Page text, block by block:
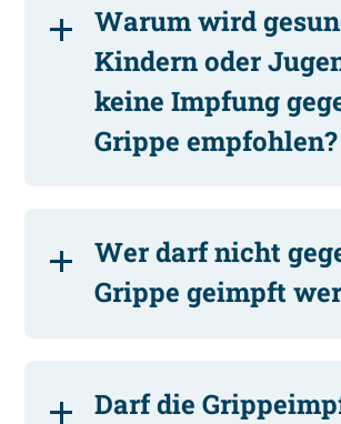
Warum wird
Kindern oder
keine Impfung
Grippe empfohlen?
Wer darf nicht
Grippe geimpft
Darf die